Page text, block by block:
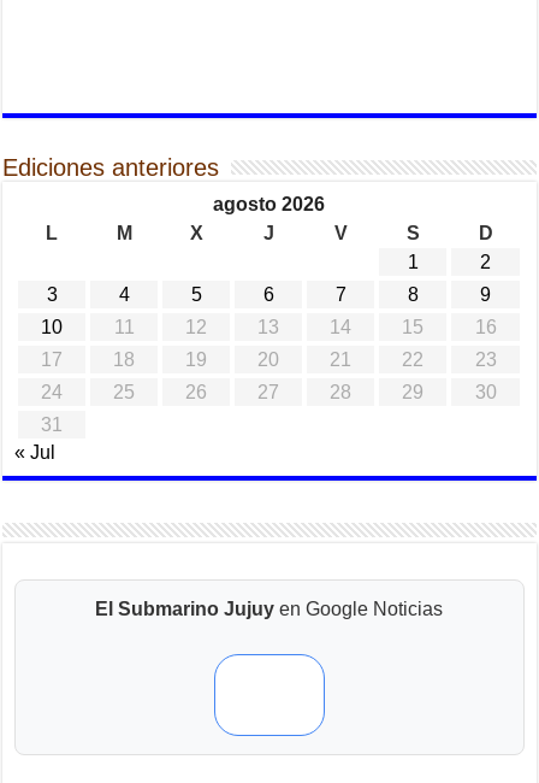
Ediciones anteriores
agosto 2026
L
M X J V S
D
1
2
3
4 5 6 7 8
9
10
11 12 13 14 15
16
17
18 19 20 21 22
23
24
25 26 27 28 29
30
31
« Jul
El Submarino Jujuy en Google Noticias